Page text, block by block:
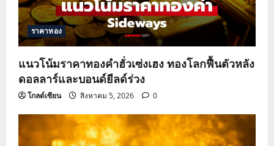
ราคาทอง
แนวโน้มราคาทองคำฮั่วเซ่งเฮง ทองโลกฟื้นตัวหลัง
ดอลลาร์และบอนด์ยีลด์ร่วง
โกลด์เซียน สิงหาคม 5, 2026 0